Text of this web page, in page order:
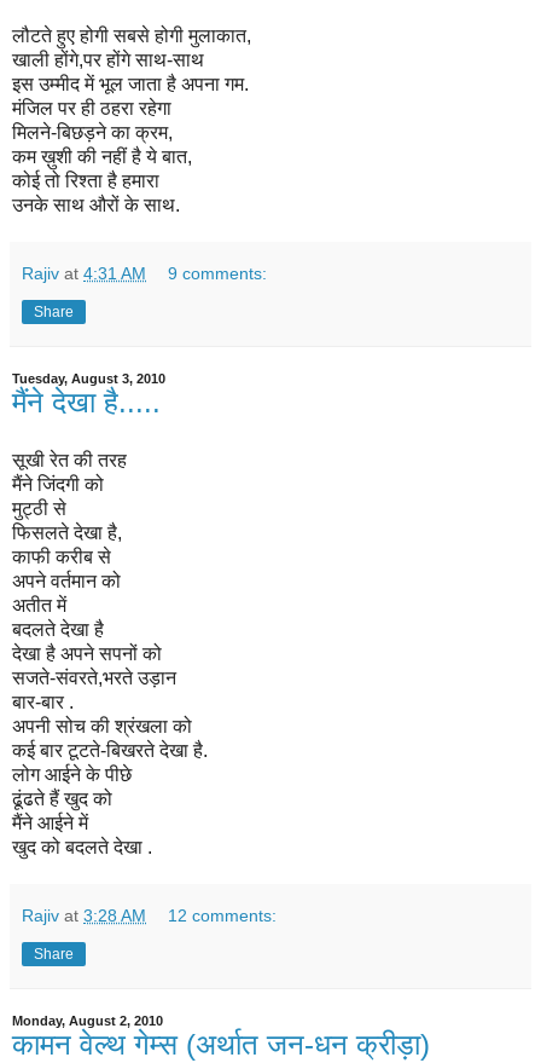
लौटते हुए होगी सबसे होगी मुलाकात,
खाली होंगे,पर होंगे साथ-साथ
इस उम्मीद में भूल जाता है अपना गम.
मंजिल पर ही ठहरा रहेगा
मिलने-बिछड़ने का क्रम,
कम ख़ुशी की नहीं है ये बात,
कोई तो रिश्ता है हमारा
उनके साथ औरों के साथ.
Rajiv at 4:31 AM 9 comments:
Share
Tuesday, August 3, 2010
मैंने देखा है.....
सूखी रेत की तरह
मैंने जिंदगी को
मुट्ठी से
फिसलते देखा है,
काफी करीब से
अपने वर्तमान को
अतीत में
बदलते देखा है
देखा है अपने सपनों को
सजते-संवरते,भरते उड़ान
बार-बार .
अपनी सोच की श्रंखला को
कई बार टूटते-बिखरते देखा है.
लोग आईने के पीछे
ढूंढते हैं खुद को
मैंने आईने में
खुद को बदलते देखा .
Rajiv at 3:28 AM 12 comments:
Share
Monday, August 2, 2010
कामन वेल्थ गेम्स (अर्थात जन-धन क्रीड़ा)